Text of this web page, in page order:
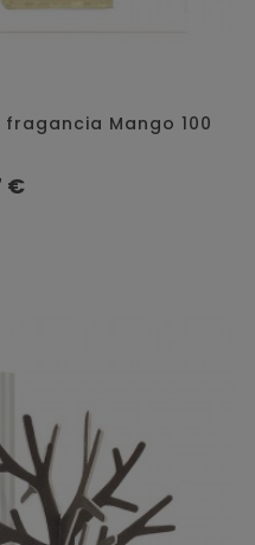
Mango 100
€